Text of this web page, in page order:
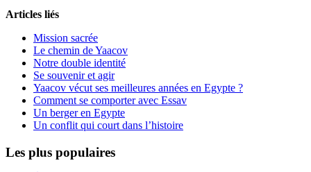
Articles liés
Mission sacrée
Le chemin de Yaacov
Notre double identité
Se souvenir et agir
Yaacov vécut ses meilleures années en Egypte ?
Comment se comporter avec Essav
Un berger en Egypte
Un conflit qui court dans l’histoire
Les plus populaires